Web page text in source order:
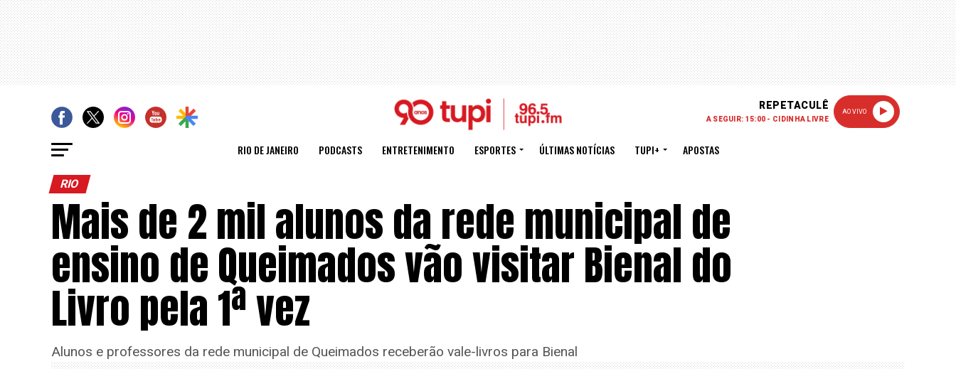
REPETACULÊ
A SEGUIR: 15:00 - CIDINHA LIVRE
AO VIVO
RIO DE JANEIRO PODCASTS ENTRETENIMENTO ESPORTES ÚLTIMAS NOTÍCIAS TUPI+ APOSTAS
RIO
Mais de 2 mil alunos da rede municipal de
ensino de Queimados vão visitar Bienal do
Livro pela 1ª vez
Alunos e professores da rede municipal de Queimados receberão vale-livros para Bienal